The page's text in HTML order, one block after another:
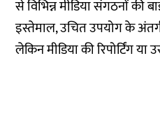
से विभिन्न मीडिया संगठनों की
इस्तेमाल, उचित उपयोग के
लेकिन मीडिया की रिपोर्टिंग